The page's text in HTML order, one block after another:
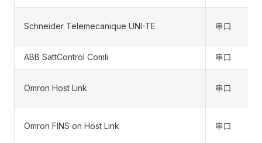
Schneider Telemecanique UNI-TE 串口
ABB SattControl Comli 串口
Omron Host Link 串口
Omron FINS on Host Link 串口